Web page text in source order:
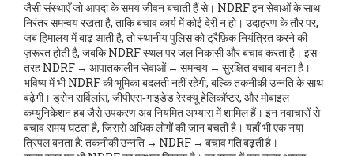
जैसी संस्थाएँ जो आपदा के समय जीवन बचाती हैंसे। NDRF इन सेवाओं के साथ
निरंतर समन्वय रखता है, ताकि बचाव कार्य में कोई देरी न हो। उदाहरण के तौर पर,
जब हिमालय में बाढ़ आती है, तो स्थानीय पुलिस को ट्रैफ़िक नियंत्रित करने की
ज़रूरत होती है, जबकि NDRF स्थल पर जल निकासी और बचाव करता है। इस
तरह NDRF → आपातकालीन सेवाओं ↔ समन्वय → सुरक्षित बचाव बनता है।
भविष्य में भी NDRF की भूमिका बदलती नहीं रहेगी, बल्कि तकनीकी उन्नति के साथ
बढ़ेगी। ड्रोन सर्विलांस, जीपीएस‑गाइडेड रेस्क्यू हेलिकॉप्टर, और मोबाइल
कम्युनिकेशन हब जैसे उपकरण अब नियमित अभ्यास में शामिल हैं। इन नवाचारों से
बचाव समय घटता है, जिससे अधिक लोगों की जान बचती है। यहाँ भी एक नया
त्रिपल बनता है: तकनीकी उन्नति → NDRF → बचाव गति बढ़ती है।